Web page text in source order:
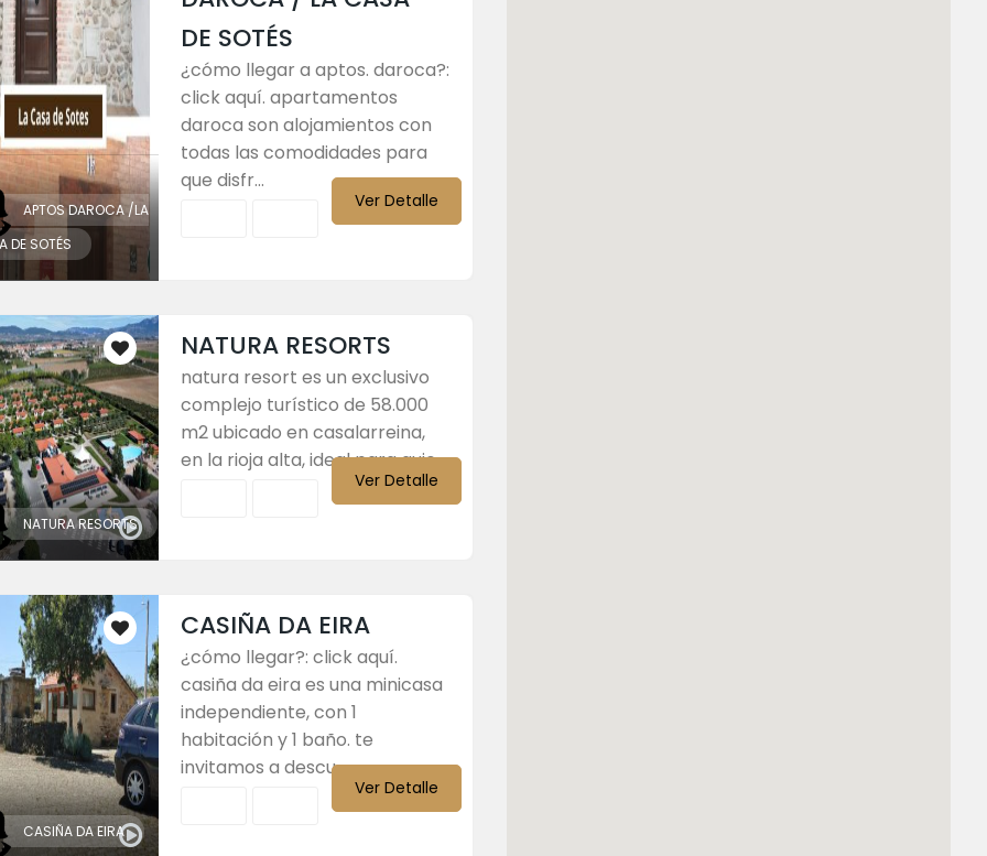
APTOS DAROCA /LA
DE SOTÉS
DE SOTÉS
¿cómo llegar a aptos. daroca?:
click aquí. apartamentos
daroca son alojamientos con
todas las comodidades para
que disfr...
Ver Detalle
NATURA RESORTS
NATURA RESORTS
natura resort es un exclusivo
complejo turístico de 58.000
m2 ubicado en casalarreina,
en la rioja alta, ideal para quie...
Ver Detalle
CASIÑA DA EIRA
CASIÑA DA EIRA
¿cómo llegar?: click aquí.
casiña da eira es una minicasa
independiente, con 1
habitación y 1 baño. te
invitamos a descu...
Ver Detalle